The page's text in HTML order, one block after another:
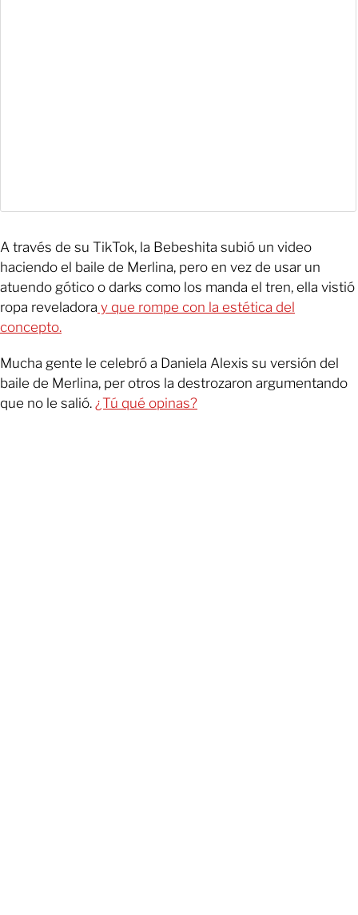
A través de su TikTok, la Bebeshita subió un video
haciendo el baile de Merlina, pero en vez de usar un
atuendo gótico o darks como los manda el tren, ella vistió
ropa reveladora y que rompe con la estética del
concepto.
Mucha gente le celebró a Daniela Alexis su versión del
baile de Merlina, per otros la destrozaron argumentando
que no le salió. ¿Tú qué opinas?